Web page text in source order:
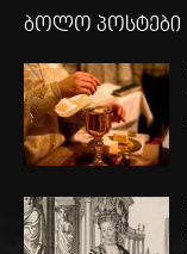
ბოლო პოსტები